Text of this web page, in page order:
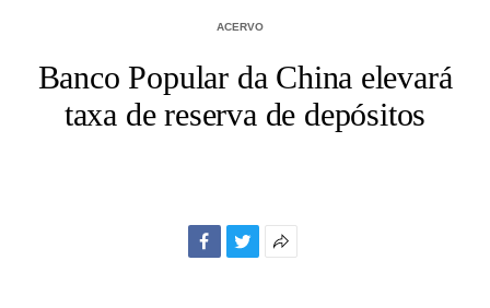
ACERVO
Banco Popular da China elevará
taxa de reserva de depósitos